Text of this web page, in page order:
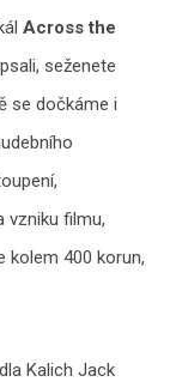
Across the
seženete
se dočkáme i
vzniku filmu,
kolem 400 korun,
Kalich Jack